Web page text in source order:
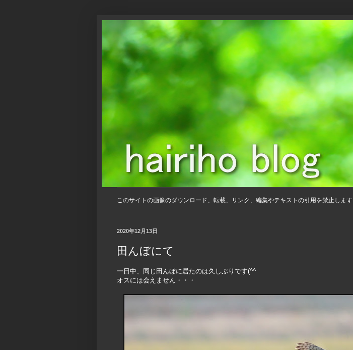
このサイトの画像のダウンロード、転載、リンク、編集やテキストの引用を禁止します
2020年12月13日
田んぼにて
一日中、同じ田んぼに居たのは久しぶりです(^^ゞ
オスには会えません・・・